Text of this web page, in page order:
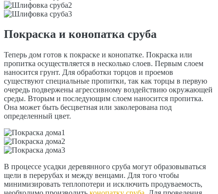
Покраска и конопатка сруба
Теперь дом готов к покраске и конопатке. Покраска или
пропитка осуществляется в несколько слоев. Первым слоем
наносится грунт. Для обработки торцов и проемов
существуют специальные пропитки, так как торцы в первую
очередь подвержены агрессивному воздействию окружающей
среды. Вторым и последующим слоем наносится пропитка.
Она может быть бесцветная или заколерована под
определенный цвет.
В процессе усадки деревянного сруба могут образовываться
щели в перерубах и между венцами. Для того чтобы
минимизировать теплопотери и исключить продуваемость,